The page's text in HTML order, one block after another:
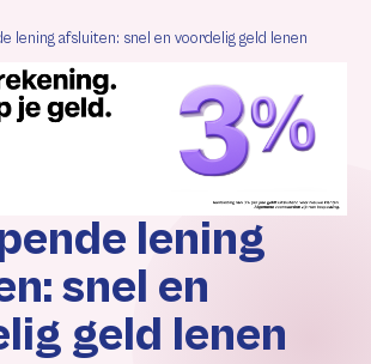
lening afsluiten: snel en voordelig geld lenen
lening
snel en
geld lenen